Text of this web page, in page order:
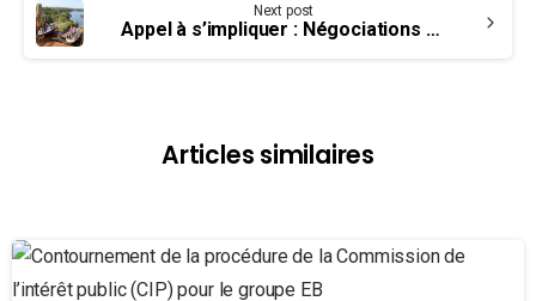
Next post
Appel à s’impliquer : Négociations à Parcs Canada
Articles similaires